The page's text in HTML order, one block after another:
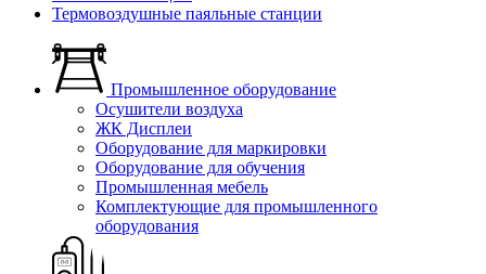
Термовоздушные паяльные станции
Промышленное оборудование
Осушители воздуха
ЖК Дисплеи
Оборудование для маркировки
Оборудование для обучения
Промышленная мебель
Комплектующие для промышленного
оборудования